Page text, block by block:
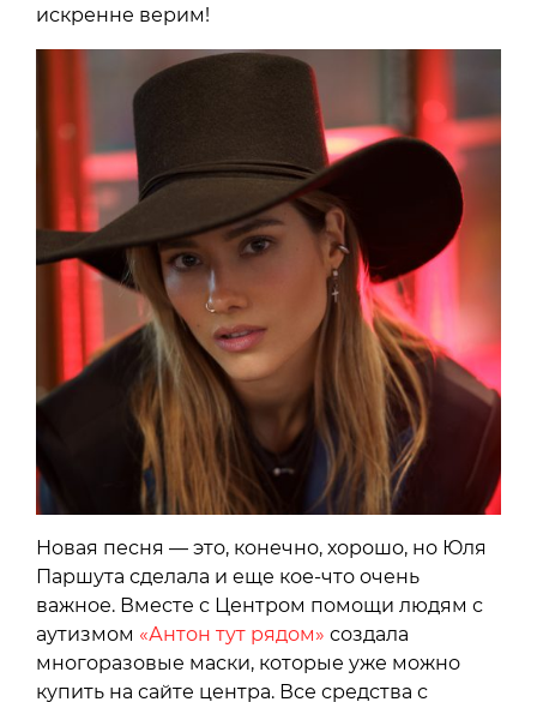
искренне верим!
Новая песня — это, конечно, хорошо, но Юля
Паршута сделала и еще кое-что очень
важное. Вместе с Центром помощи людям с
аутизмом «Антон тут рядом» создала
многоразовые маски, которые уже можно
купить на сайте центра. Все средства с